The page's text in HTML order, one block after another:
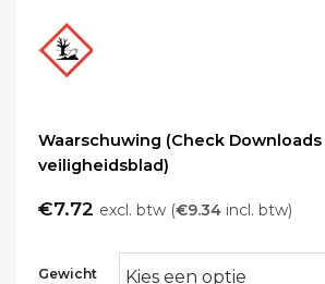
Waarschuwing (Check
veiligheidsblad)
€7.72 excl. btw (€9.34 incl. btw)
Gewicht